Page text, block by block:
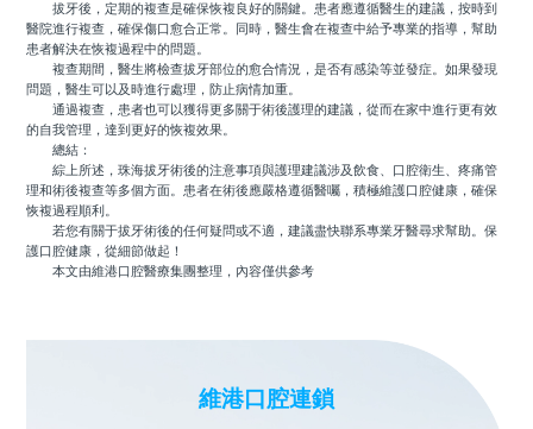
拔牙後，定期的複查是確保恢複良好的關鍵。患者應遵循醫生的建議，按時到
醫院進行複查，確保傷口愈合正常。同時，醫生會在複查中給予專業的指導，幫助
患者解決在恢複過程中的問題。
複查期間，醫生將檢查拔牙部位的愈合情況，是否有感染等並發症。如果發現
問題，醫生可以及時進行處理，防止病情加重。
通過複查，患者也可以獲得更多關于術後護理的建議，從而在家中進行更有效
的自我管理，達到更好的恢複效果。
總結：
綜上所述，珠海拔牙術後的注意事項與護理建議涉及飲食、口腔衛生、疼痛管
理和術後複查等多個方面。患者在術後應嚴格遵循醫囑，積極維護口腔健康，確保
恢複過程順利。
若您有關于拔牙術後的任何疑問或不適，建議盡快聯系專業牙醫尋求幫助。保
護口腔健康，從細節做起！
本文由維港口腔醫療集團整理，內容僅供參考
維港口腔連鎖